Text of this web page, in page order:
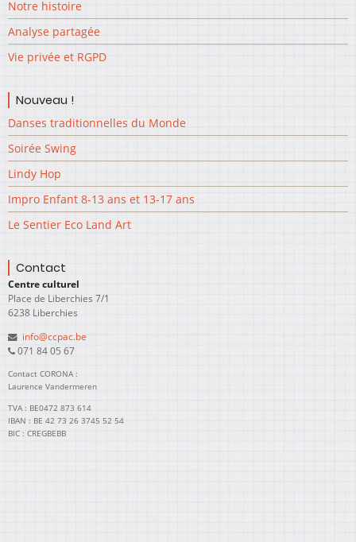
Notre histoire
Analyse partagée
Vie privée et RGPD
Nouveau !
Danses traditionnelles du Monde
Soirée Swing
Lindy Hop
Impro Enfant 8-13 ans et 13-17 ans
Le Sentier Eco Land Art
Contact
Centre culturel
Place de Liberchies 7/1
6238 Liberchies
info@ccpac.be
071 84 05 67
Contact CORONA :
Laurence Vandermeren
TVA : BE0472 873 614
IBAN : BE 42 73 26 3745 52 54
BIC : CREGBEBB